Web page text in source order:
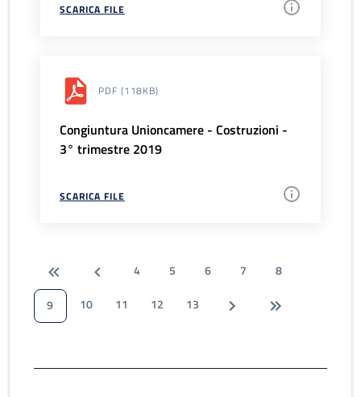
SCARICA FILE
PDF (118KB)
Congiuntura Unioncamere - Costruzioni -
3° trimestre 2019
SCARICA FILE
4 5 6 7
8
9
10 11 12 13